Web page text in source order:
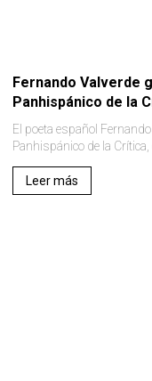
Fernando Valverde
Panhispánico de la
El poeta español
Panhispánico de la
Leer más